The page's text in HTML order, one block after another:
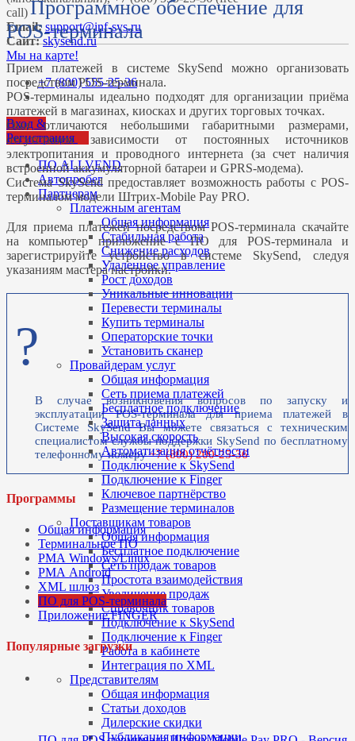
call)
Email:
Сайт: skysend.ru
Мы на карте!
+7 (800) 555-25-36
Вход &
Регистрация
ПО ALLVEND
Автопробег
Партнерам
Платежным агентам
Общая информация
Стабильная работа
Снижение расходов
Удаленное управление
Рост доходов
Уникальные инновации
Перевести терминалы
Купить терминалы
Операторские точки
Установить сканер
Провайдерам услуг
Общая информация
Сеть приема платежей
Бесплатное подключение
Защита данных
Высокая скорость
Автоматизация отчётности
Подключение к SkySend
Подключение к Finger
Ключевое партнёрство
Размещение терминалов
Поставщикам товаров
Общая информация
Бесплатное подключение
Сеть продаж товаров
Простота взаимодействия
Увеличение продаж
Справочник товаров
Подключение к SkySend
Подключение к Finger
Работа в кабинете
Интеграция по XML
Представителям
Общая информация
Статьи доходов
Дилерские скидки
Публикация информации
Программное обеспечение для
POS-терминала
Прием платежей в системе SkySend можно организовать
посредством POS-терминала.
POS-терминалы идеально подходят для организации приёма
платежей в магазинах, киосках и других торговых точках.
Они отличаются небольшими габаритными размерами,
отсутствием зависимости от постоянных источников
электропитания и проводного интернета (за счет наличия
встроенной аккумуляторной батареи и GPRS-модема).
Система SkySend предоставляет возможность работы с POS-
терминалом модели Штрих-Mobile Pay PRO.
Для приема платежей посредством POS-терминала скачайте
на компьютер приложение с ПО для POS-терминала и
зарегистрируйте устройство в системе SkySend, следуя
указаниям мастера настройки.
?
В случае возникновения вопросов по запуску и
эксплуатации POS-терминала для приема платежей в
Системе SkySend Вы можете связаться с техническим
специалистом службы поддержки SkySend по бесплатному
телефонному номеру+7 (800) 200-25-36
Программы
Общая информация
Терминальное ПО
РМА Windows/Linux
РМА Android
XML шлюз
ПО для POS-терминала
Приложение FINGER
Популярные загрузки